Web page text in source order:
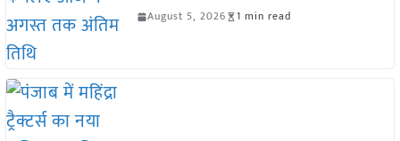
August 5, 2026 1 min read